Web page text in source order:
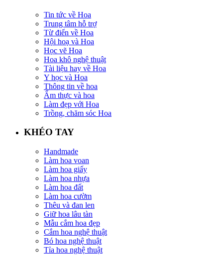
Tin tức về Hoa
Trung tâm hỗ trợ
Từ điển về Hoa
Hội hoạ và Hoa
Học vẽ Hoa
Hoa khô nghệ thuật
Tài liệu hay về Hoa
Y học và Hoa
Thông tin về hoa
Ẩm thực và hoa
Làm đẹp với Hoa
Trồng, chăm sóc Hoa
KHÉO TAY
Handmade
Làm hoa voan
Làm hoa giấy
Làm hoa nhựa
Làm hoa đất
Làm hoa cườm
Thêu và đan len
Giữ hoa lâu tàn
Mẫu cắm hoa đẹp
Cắm hoa nghệ thuật
Bó hoa nghệ thuật
Tỉa hoa nghệ thuật